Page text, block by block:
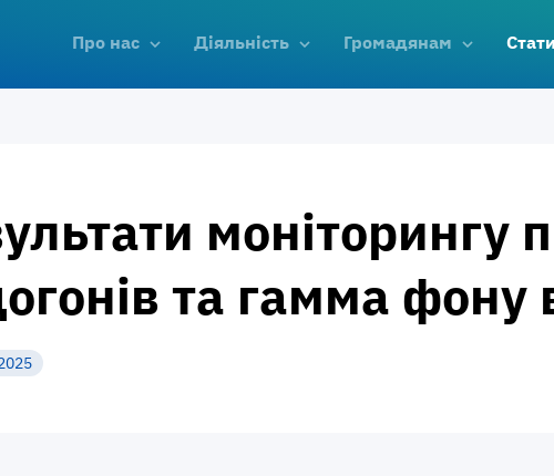
Про нас Діяльність Громадянам
моніторингу
та гамма фону